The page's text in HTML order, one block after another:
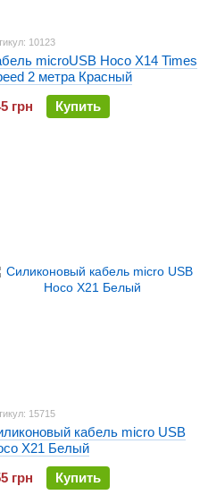
10123
microUSB Hoco X14 Times
2 метра Красный
грн
Купить
15715
кабель micro USB
X21 Белый
грн
Купить